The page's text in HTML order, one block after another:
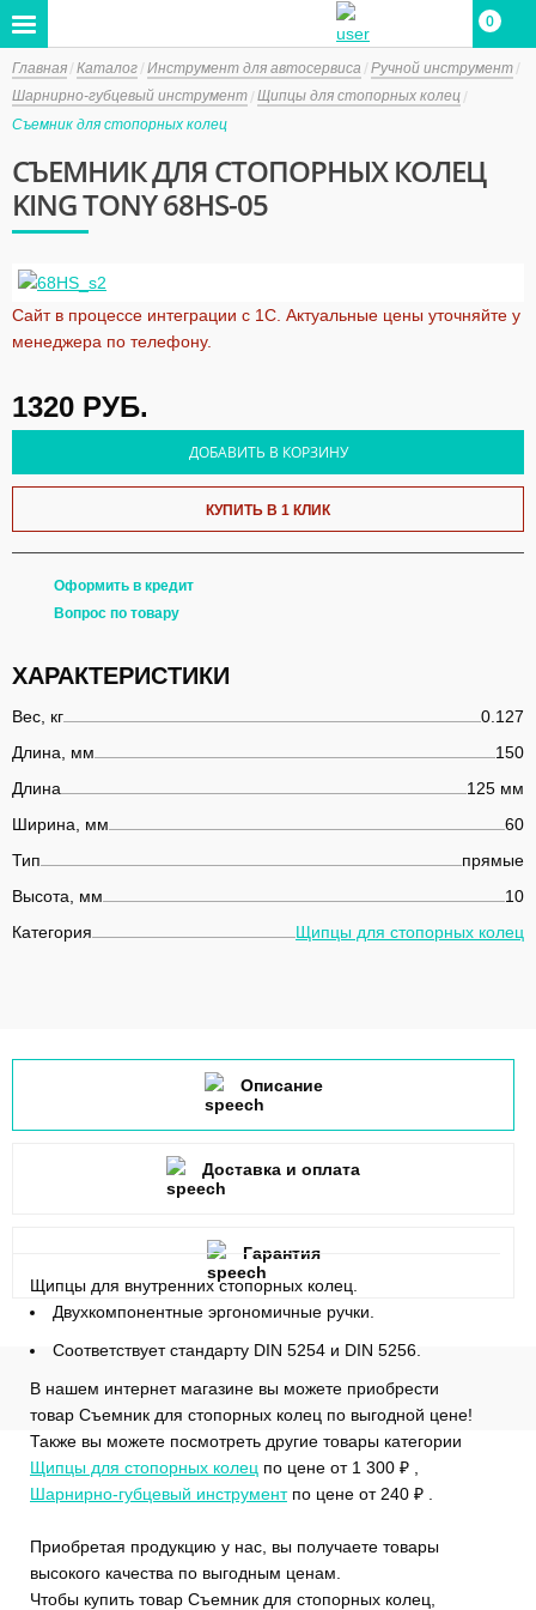
0
Главная Каталог Инструмент для автосервиса
Ручной инструмент
Шарнирно-губцевый инструмент Щипцы для стопорных колец
Съемник для стопорных колец
СЪЕМНИК ДЛЯ СТОПОРНЫХ КОЛЕЦ
KING TONY 68HS-05
Сайт в процессе интеграции с 1С. Актуальные цены уточняйте у
менеджера по телефону.
1320 РУБ.
ДОБАВИТЬ В КОРЗИНУ
КУПИТЬ В 1 КЛИК
Оформить в кредит
Вопрос по товару
ХАРАКТЕРИСТИКИ
Вес, кг
0.127
Длина, мм
150
Длина
125 мм
Ширина, мм
60
Тип
прямые
Высота, мм
10
Категория
Щипцы для стопорных колец
Описание
Щипцы для внутренних стопорных колец.
Двухкомпонентные эргономичные ручки.
Соответствует стандарту DIN 5254 и DIN 5256.
В нашем интернет магазине вы можете приобрести
товар Съемник для стопорных колец по выгодной цене!
Также вы можете посмотреть другие товары категории
Щипцы для стопорных колец по цене от 1 300 ₽ ,
Шарнирно-губцевый инструментпо цене от 240 ₽ .
Приобретая продукцию у нас, вы получаете товары
высокого качества по выгодным ценам.
Чтобы купить товар Съемник для стопорных колец,
Доставка и оплата
Гарантия